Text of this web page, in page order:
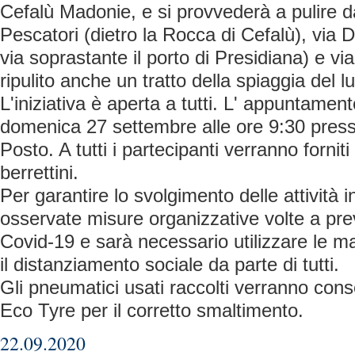
Cefalù Madonie, e si provvederà a pulire
Pescatori (dietro la Rocca di Cefalù), via
via soprastante il porto di Presidiana) e
ripulito anche un tratto della spiaggia del
L'iniziativa è aperta a tutti. L'
domenica 27 settembre alle ore 9:30
Posto. A tutti i partecipanti verranno
berrettini.
Per garantire lo svolgimento delle attività
osservate misure organizzative volte a
Covid-19 e sarà necessario utilizzare le
il distanziamento sociale da parte di tutti.
Gli pneumatici usati raccolti verranno
Eco Tyre per il corretto smaltimento.
22.09.2020